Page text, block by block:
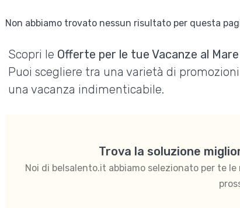
Non abbiamo trovato nessun risultato per questa
Scopri le Offerte per le tue Vacanze al
Puoi scegliere tra una varietà di
una vacanza indimenticabile.
Trova la soluzione
Noi di belsalento.it abbiamo selezionato per te